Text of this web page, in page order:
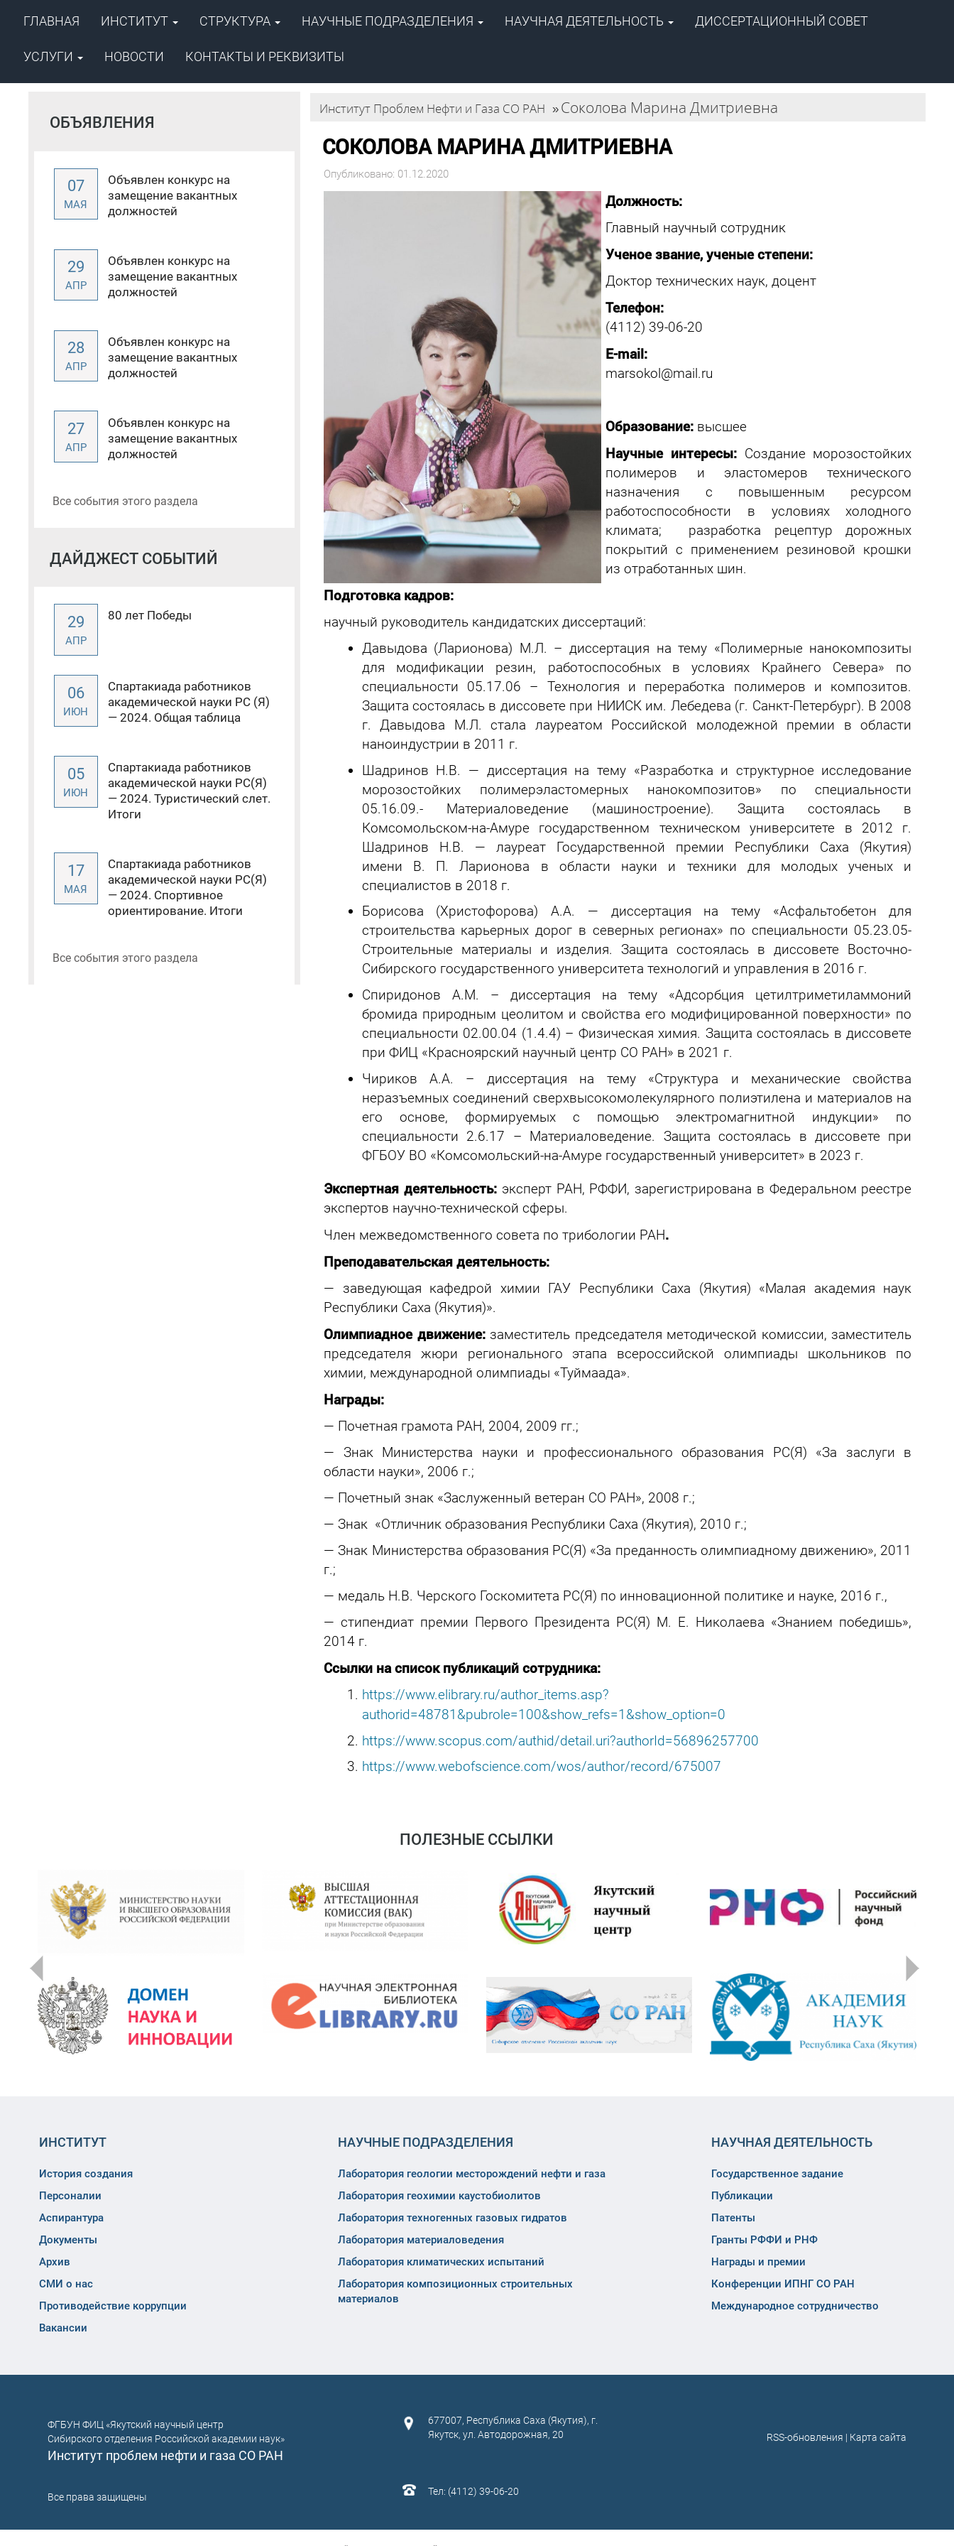
ФГБУН ФИЦ «Якутский научный центр
Институт проблем нефти и газа СО РАН
+7 (4112) 39-06-20
ГЛАВНАЯ ИНСТИТУТ СТРУКТУРА НАУЧНЫЕ ПОДРАЗДЕЛЕНИЯ НАУЧНАЯ ДЕЯТЕЛЬНОСТЬ ДИССЕРТАЦИОННЫЙ СОВЕТ
УСЛУГИ НОВОСТИ КОНТАКТЫ И РЕКВИЗИТЫ
Институт Проблем Нефти и Газа СО РАН »Соколова Марина Дмитриевна
СОКОЛОВА МАРИНА ДМИТРИЕВНА
Опубликовано: 01.12.2020
Должность:
Главный научный сотрудник
Ученое звание, ученые степени:
Доктор технических наук, доцент
Телефон:
(4112) 39-06-20
E-mail:
marsokol@mail.ru
Образование: высшее
Научные интересы: Создание морозостойких
полимеров и эластомеров технического
назначения с повышенным ресурсом
работоспособности в условиях холодного
климата; разработка рецептур дорожных
покрытий с применением резиновой крошки
из отработанных шин.
Подготовка кадров:
научный руководитель кандидатских диссертаций:
Давыдова (Ларионова) М.Л. – диссертация на тему «Полимерные нанокомпозиты
для модификации резин, работоспособных в условиях Крайнего Севера» по
специальности 05.17.06 – Технология и переработка полимеров и композитов.
Защита состоялась в диссовете при НИИСК им. Лебедева (г. Санкт-Петербург). В 2008
г. Давыдова М.Л. стала лауреатом Российской молодежной премии в области
наноиндустрии в 2011 г.
Шадринов Н.В. — диссертация на тему «Разработка и структурное исследование
морозостойких полимерэластомерных нанокомпозитов» по специальности
05.16.09.- Материаловедение (машиностроение). Защита состоялась в
Комсомольском-на-Амуре государственном техническом университете в 2012 г.
Шадринов Н.В. — лауреат Государственной премии Республики Саха (Якутия)
имени В. П. Ларионова в области науки и техники для молодых ученых и
специалистов в 2018 г.
Борисова (Христофорова) А.А. — диссертация на тему «Асфальтобетон для
строительства карьерных дорог в северных регионах» по специальности 05.23.05-
Строительные материалы и изделия. Защита состоялась в диссовете Восточно-
Сибирского государственного университета технологий и управления в 2016 г.
Спиридонов А.М. – диссертация на тему «Адсорбция цетилтриметиламмоний
бромида природным цеолитом и свойства его модифицированной поверхности» по
специальности 02.00.04 (1.4.4) – Физическая химия. Защита состоялась в диссовете
при ФИЦ «Красноярский научный центр СО РАН» в 2021 г.
Чириков А.А. – диссертация на тему «Структура и механические свойства
неразъемных соединений сверхвысокомолекулярного полиэтилена и материалов на
его основе, формируемых с помощью электромагнитной индукции» по
специальности 2.6.17 – Материаловедение. Защита состоялась в диссовете при
ФГБОУ ВО «Комсомольский-на-Амуре государственный университет» в 2023 г.
Экспертная деятельность: эксперт РАН, РФФИ, зарегистрирована в Федеральном реестре
экспертов научно-технической сферы.
Член межведомственного совета по трибологии РАН.
Преподавательская деятельность:
— заведующая кафедрой химии ГАУ Республики Саха (Якутия) «Малая академия наук
Республики Саха (Якутия)».
Олимпиадное движение:заместитель председателя методической комиссии, заместитель
председателя жюри регионального этапа всероссийской олимпиады школьников по
химии, международной олимпиады «Туймаада».
Награды:
— Почетная грамота РАН, 2004, 2009 гг.;
— Знак Министерства науки и профессионального образования РС(Я) «За заслуги в
области науки», 2006 г.;
— Почетный знак «Заслуженный ветеран СО РАН», 2008 г.;
— Знак «Отличник образования Республики Саха (Якутия), 2010 г.;
— Знак Министерства образования РС(Я) «За преданность олимпиадному движению», 2011
г.;
— медаль Н.В. Черского Госкомитета РС(Я) по инновационной политике и науке, 2016 г.,
— стипендиат премии Первого Президента РС(Я) М. Е. Николаева «Знанием победишь»,
2014 г.
Ссылки на список публикаций сотрудника:
https://www.elibrary.ru/author_items.asp?
authorid=48781&pubrole=100&show_refs=1&show_option=0
https://www.scopus.com/authid/detail.uri?authorId=56896257700
https://www.webofscience.com/wos/author/record/675007
ОБЪЯВЛЕНИЯ
07
МАЯ
Объявлен конкурс на
замещение вакантных
должностей
29
АПР
Объявлен конкурс на
замещение вакантных
должностей
28
АПР
Объявлен конкурс на
замещение вакантных
должностей
27
АПР
Объявлен конкурс на
замещение вакантных
должностей
Все события этого раздела
ДАЙДЖЕСТ СОБЫТИЙ
29
АПР
80 лет Победы
06
ИЮН
Спартакиада работников
академической науки РС (Я)
— 2024. Общая таблица
05
ИЮН
Спартакиада работников
академической науки РС(Я)
— 2024. Туристический слет.
Итоги
17
МАЯ
Спартакиада работников
академической науки РС(Я)
— 2024. Спортивное
ориентирование. Итоги
Все события этого раздела
ПОЛЕЗНЫЕ ССЫЛКИ
ИНСТИТУТ
История создания
Персоналии
Аспирантура
Документы
Архив
СМИ о нас
Противодействие коррупции
Вакансии
НАУЧНЫЕ ПОДРАЗДЕЛЕНИЯ
Лаборатория геологии месторождений нефти и газа
Лаборатория геохимии каустобиолитов
Лаборатория техногенных газовых гидратов
Лаборатория материаловедения
Лаборатория климатических испытаний
Лаборатория композиционных строительных
материалов
НАУЧНАЯ ДЕЯТЕЛЬНОСТЬ
Государственное задание
Публикации
Патенты
Гранты РФФИ и РНФ
Награды и премии
Конференции ИПНГ СО РАН
Международное сотрудничество
ФГБУН ФИЦ «Якутский научный центр
Сибирского отделения Российской академии наук»
Институт проблем нефти и газа СО РАН
Все права защищены
677007, Республика Саха (Якутия), г.
Якутск, ул. Автодорожная, 20
Тел: (4112) 39-06-20
RSS-обновления | Карта сайта